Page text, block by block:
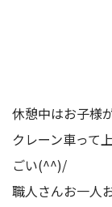
休憩中はお子様
クレーン車って
ごい(^^)/
職人さんお一人